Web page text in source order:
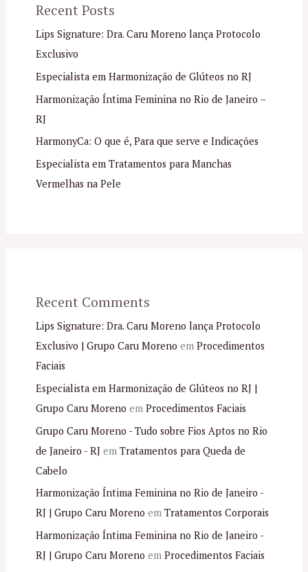
Recent Posts
Lips Signature: Dra. Caru Moreno lança Protocolo
Exclusivo
Especialista em Harmonização de Glúteos no RJ
Harmonização Íntima Feminina no Rio de Janeiro –
RJ
HarmonyCa: O que é, Para que serve e Indicações
Especialista em Tratamentos para Manchas
Vermelhas na Pele
Recent Comments
Lips Signature: Dra. Caru Moreno lança Protocolo
Exclusivo | Grupo Caru Moreno em Procedimentos
Faciais
Especialista em Harmonização de Glúteos no RJ |
Grupo Caru Moreno em Procedimentos Faciais
Grupo Caru Moreno - Tudo sobre Fios Aptos no Rio
de Janeiro - RJem Tratamentos para Queda de
Cabelo
Harmonização Íntima Feminina no Rio de Janeiro -
RJ | Grupo Caru Moreno em Tratamentos Corporais
Harmonização Íntima Feminina no Rio de Janeiro -
RJ | Grupo Caru Moreno em Procedimentos Faciais